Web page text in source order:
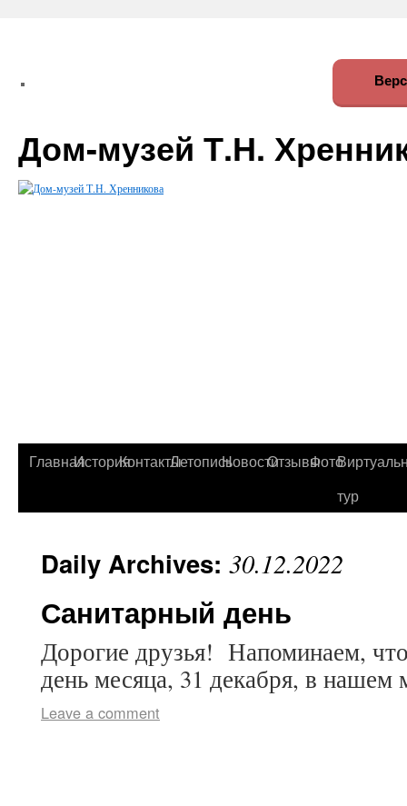
Дом-музей Т.Н.
ГлавнаяИсторияКонтактыЛетописьНовостиОтзывыФото
тур
Daily Archives: 30.12.2022
Санитарный день
Дорогие друзья! Напоминаем,
день месяца, 31 декабря, в нашем
Leave a comment